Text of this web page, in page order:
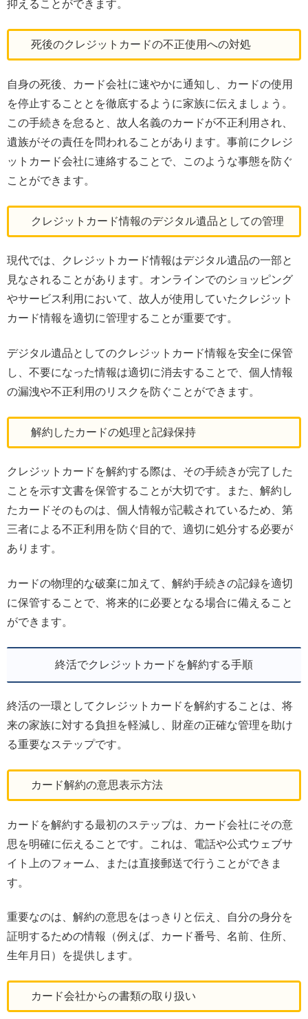
抑えることができます。
死後のクレジットカードの不正使用への対処
自身の死後、カード会社に速やかに通知し、カードの使用
を停止することとを徹底するように家族に伝えましょう。
この手続きを怠ると、故人名義のカードが不正利用され、
遺族がその責任を問われることがあります。事前にクレジ
ットカード会社に連絡することで、このような事態を防ぐ
ことができます。
クレジットカード情報のデジタル遺品としての管理
現代では、クレジットカード情報はデジタル遺品の一部と
見なされることがあります。オンラインでのショッピング
やサービス利用において、故人が使用していたクレジット
カード情報を適切に管理することが重要です。
デジタル遺品としてのクレジットカード情報を安全に保管
し、不要になった情報は適切に消去することで、個人情報
の漏洩や不正利用のリスクを防ぐことができます。
解約したカードの処理と記録保持
クレジットカードを解約する際は、その手続きが完了した
ことを示す文書を保管することが大切です。また、解約し
たカードそのものは、個人情報が記載されているため、第
三者による不正利用を防ぐ目的で、適切に処分する必要が
あります。
カードの物理的な破棄に加えて、解約手続きの記録を適切
に保管することで、将来的に必要となる場合に備えること
ができます。
終活でクレジットカードを解約する手順
終活の一環としてクレジットカードを解約することは、将
来の家族に対する負担を軽減し、財産の正確な管理を助け
る重要なステップです。
カード解約の意思表示方法
カードを解約する最初のステップは、カード会社にその意
思を明確に伝えることです。これは、電話や公式ウェブサ
イト上のフォーム、または直接郵送で行うことができま
す。
重要なのは、解約の意思をはっきりと伝え、自分の身分を
証明するための情報（例えば、カード番号、名前、住所、
生年月日）を提供します。
カード会社からの書類の取り扱い